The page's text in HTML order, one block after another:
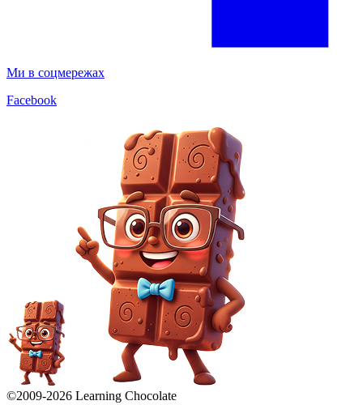
Ми в соцмережах
Facebook
©2009-2026 Learning Chocolate